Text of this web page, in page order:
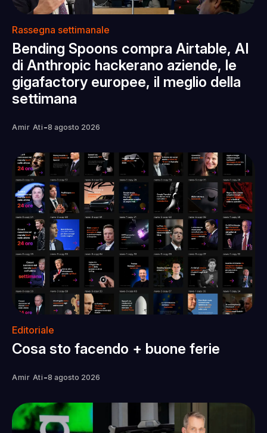
Rassegna settimanale
Bending Spoons compra Airtable, AI
di Anthropic hackerano aziende, le
gigafactory europee, il meglio della
settimana
Amir Ati -8 agosto 2026
Editoriale
Cosa sto facendo + buone ferie
Amir Ati -8 agosto 2026